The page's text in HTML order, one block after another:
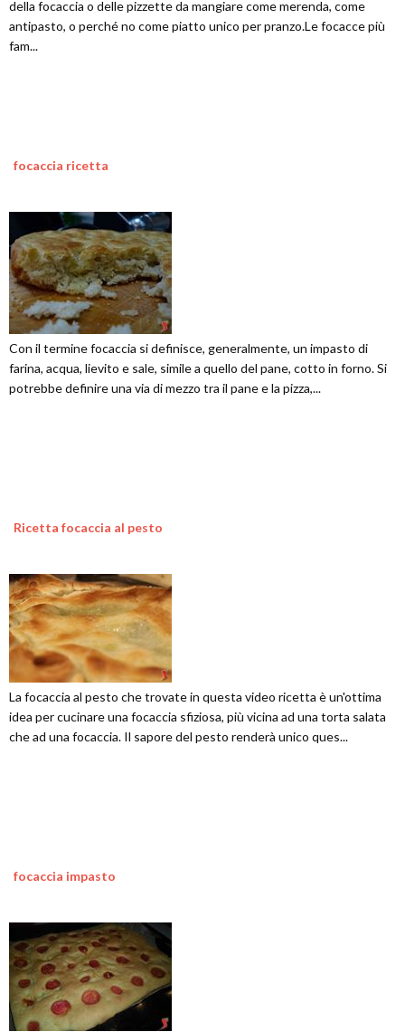
della focaccia o delle pizzette da mangiare come merenda, come
antipasto, o perché no come piatto unico per pranzo.Le focacce più
fam...
focaccia ricetta
Con il termine focaccia si definisce, generalmente, un impasto di
farina, acqua, lievito e sale, simile a quello del pane, cotto in forno. Si
potrebbe definire una via di mezzo tra il pane e la pizza,...
Ricetta focaccia al pesto
La focaccia al pesto che trovate in questa video ricetta è un'ottima
idea per cucinare una focaccia sfiziosa, più vicina ad una torta salata
che ad una focaccia. Il sapore del pesto renderà unico ques...
focaccia impasto